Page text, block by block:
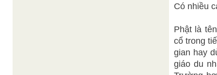
Có nhiều
Phật là
cổ trong
gian hay
giáo du